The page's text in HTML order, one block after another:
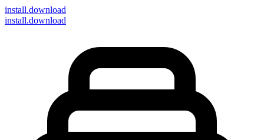
install.download
install.download